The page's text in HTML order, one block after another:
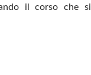
il corso che si